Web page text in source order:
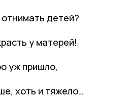
детей?
у матерей!
уж пришло,
хоть и тяжело…